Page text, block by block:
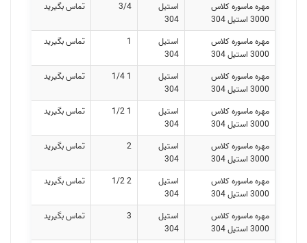
مهره ماسوره کلاس
3000 استیل 304
استیل
304
3/4 تماس بگیرید
مهره ماسوره کلاس
3000 استیل 304
استیل
304
1 تماس بگیرید
مهره ماسوره کلاس
3000 استیل 304
استیل
304
1 1/4 تماس بگیرید
مهره ماسوره کلاس
3000 استیل 304
استیل
304
1 1/2 تماس بگیرید
مهره ماسوره کلاس
3000 استیل 304
استیل
304
2 تماس بگیرید
مهره ماسوره کلاس
3000 استیل 304
استیل
304
2 1/2 تماس بگیرید
مهره ماسوره کلاس
3000 استیل 304
استیل
304
3 تماس بگیرید